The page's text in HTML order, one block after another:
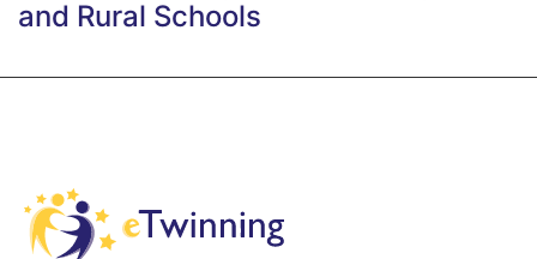
and Rural Schools